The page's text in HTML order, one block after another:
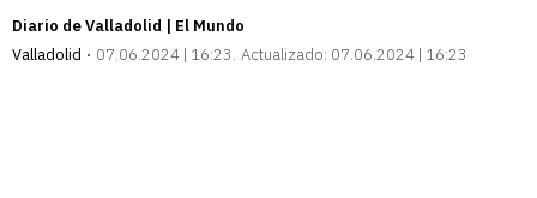
Diario de Valladolid | El Mundo
Valladolid
07.06.2024 | 16:23 Actualizado: 07.06.2024 | 16:23